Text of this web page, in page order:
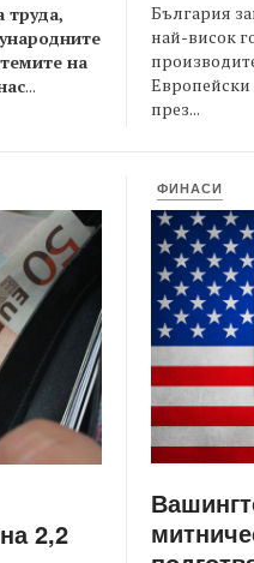
труда,
на
...
България
най-висок
Европейски
през...
2,2
ФИНАСИ